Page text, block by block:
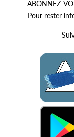
ABONNEZ-
Pour rester